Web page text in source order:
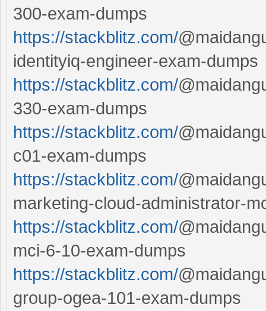
300-exam-dumps
https://stackblitz.com/
identityiq-engineer-exam-dumps
https://stackblitz.com/
330-exam-dumps
https://stackblitz.com/
c01-exam-dumps
https://stackblitz.com/
marketing-cloud-administrator-
https://stackblitz.com/
mci-6-10-exam-dumps
https://stackblitz.com/
group-ogea-101-exam-dumps